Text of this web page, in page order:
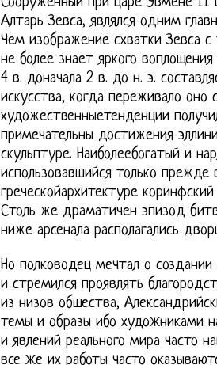
Алтарь Зевса, являлся одним
Чем изображение схватки Зевса с
не более знает яркого
4 в. доначала 2 в. до н. э.
искусства, когда переживало оно
художественныетенденции
примечательны достижения
скульптуре. Наиболеебогатый и
использовавшийся только
греческойархитектуре
Столь же драматичен эпизод
ниже арсенала располагались
Но полководец мечтал о
и стремился проявлять
из низов общества,
темы и образы ибо художниками
и явлений реального мира часто
все же их работы часто